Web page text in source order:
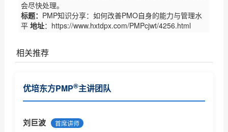
会尽快处理。
标题： PMP知识分享：如何改善PMO自身的能力与管理水
平 地址：https://www.hxtdpx.com/PMPcjwt/4256.html
相关推荐
PMP认证基本常识了解
PMP®
报考条件及相关要求
优培东方PMP®主讲团队
刘巨波 首席讲师